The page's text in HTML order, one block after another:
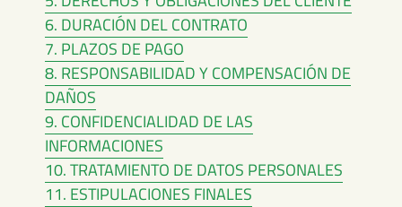
6. DURACIÓN DEL CONTRATO
7. PLAZOS DE PAGO
8. RESPONSABILIDAD Y COMPENSACIÓN DE
DAÑOS
9. CONFIDENCIALIDAD DE LAS
INFORMACIONES
10. TRATAMIENTO DE DATOS PERSONALES
11. ESTIPULACIONES FINALES